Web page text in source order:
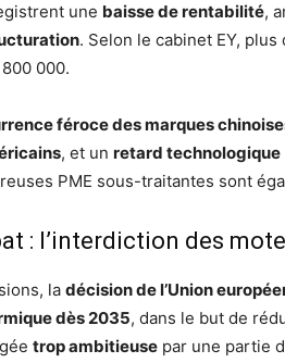
une baisse de rentabilité,
. Selon le cabinet EY, plus
000.
féroce des marques
, et un retard technologique
PME sous-traitantes sont
: l’interdiction des
la décision de l’Union
dès 2035, dans le but de
trop ambitieuse par une partie